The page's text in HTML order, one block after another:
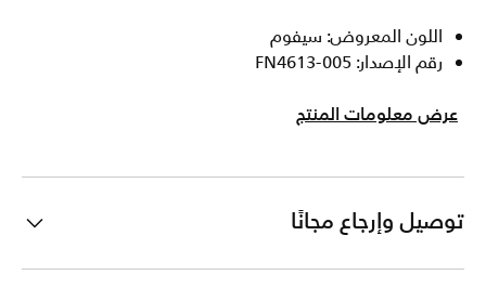
اللون المعروض: سيفوم
رقم الإصدار: FN4613-005
عرض معلومات المنتج
توصيل وإرجاع مجانًا